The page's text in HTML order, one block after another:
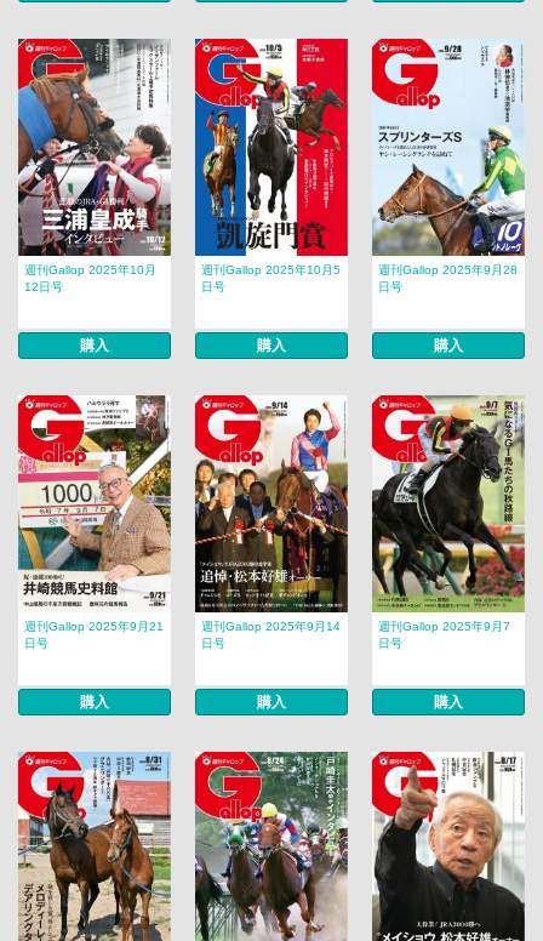
週刊Gallop 2025年10月
12日号
購入
週刊Gallop 2025年10月5
日号
購入
週刊Gallop 2025年9月28
日号
購入
週刊Gallop 2025年9月21
日号
購入
週刊Gallop 2025年9月14
日号
購入
週刊Gallop 2025年9月7
日号
購入